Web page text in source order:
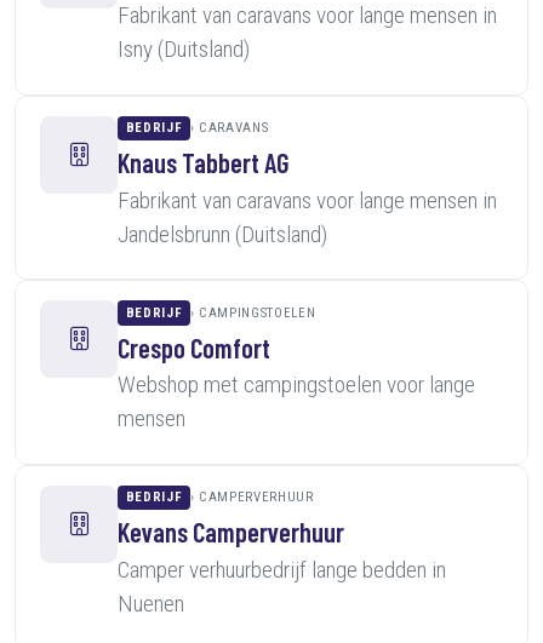
Fabrikant van caravans voor lange mensen in
Isny (Duitsland)
BEDRIJF CARAVANS
Knaus Tabbert AG
Fabrikant van caravans voor lange mensen in
Jandelsbrunn (Duitsland)
BEDRIJF CAMPINGSTOELEN
Crespo Comfort
Webshop met campingstoelen voor lange
mensen
BEDRIJF CAMPERVERHUUR
Kevans Camperverhuur
Camper verhuurbedrijf lange bedden in
Nuenen